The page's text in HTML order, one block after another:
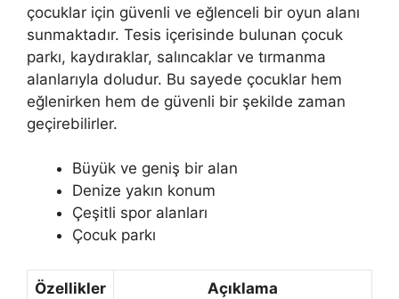
çocuklar için güvenli ve eğlenceli bir oyun alanı
sunmaktadır. Tesis içerisinde bulunan çocuk
parkı, kaydıraklar, salıncaklar ve tırmanma
alanlarıyla doludur. Bu sayede çocuklar hem
eğlenirken hem de güvenli bir şekilde zaman
geçirebilirler.
Büyük ve geniş bir alan
Denize yakın konum
Çeşitli spor alanları
Çocuk parkı
Özellikler Açıklama